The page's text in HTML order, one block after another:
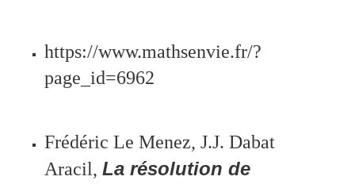
https://www.mathsenvie.fr/?
page_id=6962
Frédéric Le Menez, J.J. Dabat
Aracil, La résolution de